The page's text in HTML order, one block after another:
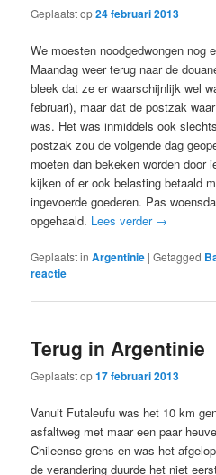
Geplaatst op24 februari 2013
We moesten noodgedwongen nog
Maandag weer terug naar de
bleek dat ze er waarschijnlijk wel
februari), maar dat de postzak
was. Het was inmiddels ook
postzak zou de volgende dag
moeten dan bekeken worden door
kijken of er ook belasting betaald
ingevoerde goederen. Pas
opgehaald. Lees verder →
Geplaatst in Argentinie |Getagged
reactie
Terug in Argentinie
Geplaatst op17 februari 2013
Vanuit Futaleufu was het 10 km
asfaltweg met maar een paar
Chileense grens en was het
de verandering duurde het niet